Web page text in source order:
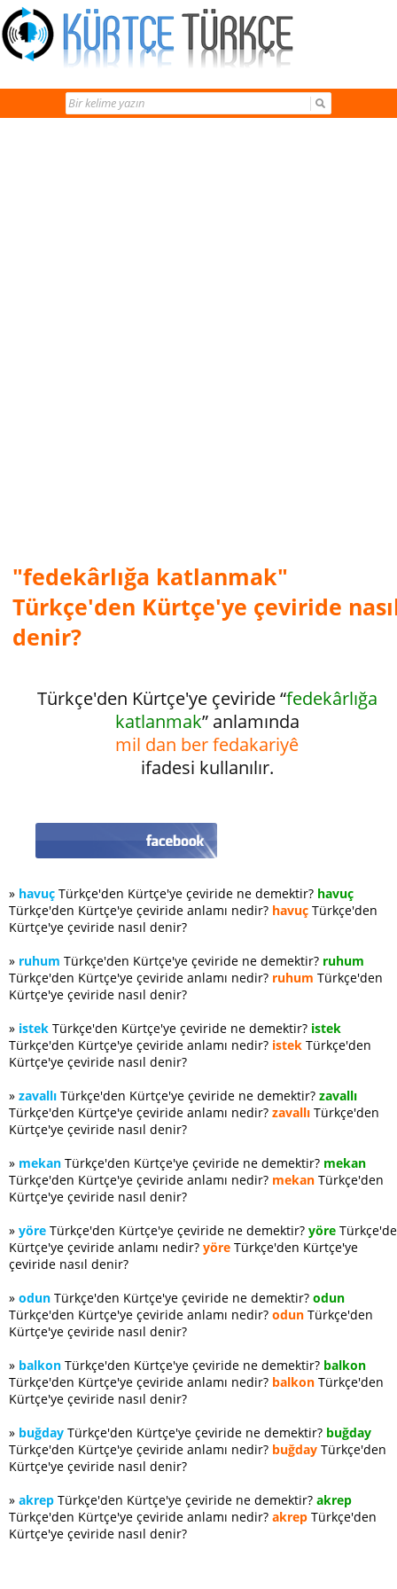
"fedekârlığa katlanmak"
Türkçe'den Kürtçe'ye çeviride
denir?
Türkçe'den Kürtçe'ye çeviride “fedekârlığa
katlanmak” anlamında
mil dan ber fedakariyê
ifadesi kullanılır.
» havuç Türkçe'den Kürtçe'ye çeviride ne demektir? havuç
Türkçe'den Kürtçe'ye çeviride anlamı nedir? havuç Türkçe'den
Kürtçe'ye çeviride nasıl denir?
» ruhum Türkçe'den Kürtçe'ye çeviride ne demektir? ruhum
Türkçe'den Kürtçe'ye çeviride anlamı nedir? ruhum Türkçe'den
Kürtçe'ye çeviride nasıl denir?
» istek Türkçe'den Kürtçe'ye çeviride ne demektir? istek
Türkçe'den Kürtçe'ye çeviride anlamı nedir? istek Türkçe'den
Kürtçe'ye çeviride nasıl denir?
» zavallı Türkçe'den Kürtçe'ye çeviride ne demektir? zavallı
Türkçe'den Kürtçe'ye çeviride anlamı nedir? zavallı Türkçe'den
Kürtçe'ye çeviride nasıl denir?
» mekan Türkçe'den Kürtçe'ye çeviride ne demektir? mekan
Türkçe'den Kürtçe'ye çeviride anlamı nedir? mekan Türkçe'den
Kürtçe'ye çeviride nasıl denir?
» yöre Türkçe'den Kürtçe'ye çeviride ne demektir? yöre
Kürtçe'ye çeviride anlamı nedir? yöre Türkçe'den Kürtçe'ye
çeviride nasıl denir?
» odun Türkçe'den Kürtçe'ye çeviride ne demektir? odun
Türkçe'den Kürtçe'ye çeviride anlamı nedir? odun Türkçe'den
Kürtçe'ye çeviride nasıl denir?
» balkon Türkçe'den Kürtçe'ye çeviride ne demektir? balkon
Türkçe'den Kürtçe'ye çeviride anlamı nedir? balkon Türkçe'den
Kürtçe'ye çeviride nasıl denir?
» buğday Türkçe'den Kürtçe'ye çeviride ne demektir? buğday
Türkçe'den Kürtçe'ye çeviride anlamı nedir? buğday Türkçe'den
Kürtçe'ye çeviride nasıl denir?
» akrep Türkçe'den Kürtçe'ye çeviride ne demektir? akrep
Türkçe'den Kürtçe'ye çeviride anlamı nedir? akrep Türkçe'den
Kürtçe'ye çeviride nasıl denir?